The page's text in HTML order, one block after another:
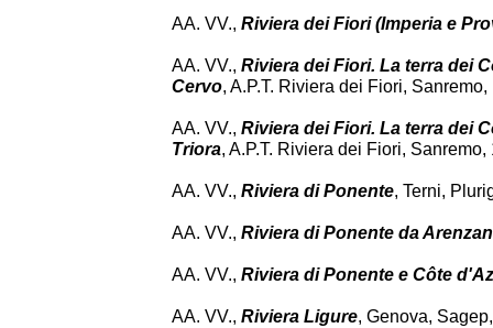
AA. VV., Riviera dei Fiori (Imperia e
AA. VV., Riviera dei Fiori. La terra dei
Cervo, A.P.T. Riviera dei Fiori, Sanremo,
AA. VV., Riviera dei Fiori. La terra dei
Triora, A.P.T. Riviera dei Fiori, Sanremo,
AA. VV., Riviera di Ponente, Terni,
AA. VV., Riviera di Ponente da
AA. VV., Riviera di Ponente e Côte
AA. VV., Riviera Ligure, Genova,